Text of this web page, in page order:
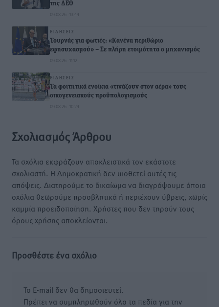
της ΔΕΘ
09.08.26 · 13:44
ΕΙΔΉΣΕΙΣ
Τουρνάς για φωτιές: «Κανένα περιθώριο
εφησυχασμού» – Σε πλήρη ετοιμότητα ο μηχανισμός
09.08.26 · 11:12
ΕΙΔΉΣΕΙΣ
Τα φοιτητικά ενοίκια «τινάζουν στον αέρα» τους
οικογενειακούς προϋπολογισμούς
09.08.26 · 10:24
Σχολιασμός Άρθρου
Τα σχόλια εκφράζουν αποκλειστικά τον εκάστοτε
σχολιαστή. Η Δημοκρατική δεν υιοθετεί αυτές τις
απόψεις. Διατηρούμε το δικαίωμα να διαγράψουμε όποια
σχόλια θεωρούμε προσβλητικά ή περιέχουν ύβρεις, χωρίς
καμμία προειδοποίηση. Χρήστες που δεν τηρούν τους
όρους χρήσης αποκλείονται.
Προσθέστε ένα σχόλιο
Το E-mail δεν θα δημοσιευτεί.
Πρέπει να συμπληρωθούν όλα τα πεδία για την